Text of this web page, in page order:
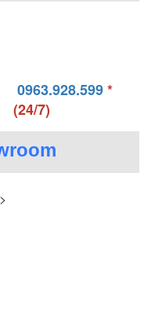
0963.928.599*
(24/7)